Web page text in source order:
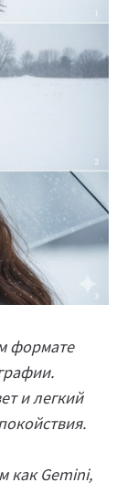
формате
и легкий
как Gemini,